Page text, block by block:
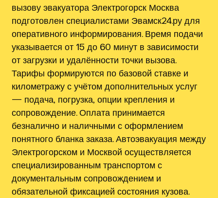
вызову эвакуатора Электрогорск Москва
подготовлен специалистами Эвамск24.ру для
оперативного информирования. Время подачи
указывается от 15 до 60 минут в зависимости
от загрузки и удалённости точки вызова.
Тарифы формируются по базовой ставке и
километражу с учётом дополнительных услуг
— подача‚ погрузка‚ опции крепления и
сопровождение. Оплата принимается
безналично и наличными с оформлением
понятного бланка заказа. Автоэвакуация между
Электрогорском и Москвой осуществляется
специализированным транспортом с
документальным сопровождением и
обязательной фиксацией состояния кузова.